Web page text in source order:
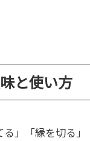
と使い方
る」「縁を切る